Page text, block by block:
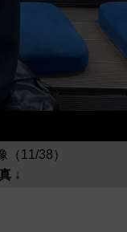
（11/38）
↓